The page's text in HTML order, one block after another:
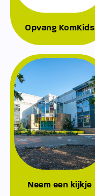
Opvang KomKids
Neem een kijkje